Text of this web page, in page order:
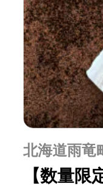
北海道雨竜
【数量